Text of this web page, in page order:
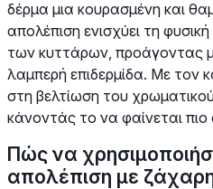
δέρμα μια κουρασμένη και
απολέπιση ενισχύει τη
των κυττάρων, προάγοντας
λαμπερή επιδερμίδα. Με τον
στη βελτίωση του
κάνοντάς το να φαίνεται πιο
Πώς να
απολέπιση με